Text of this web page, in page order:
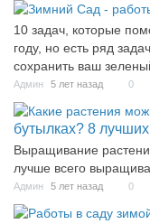
10 задач, которые
году, но есть ряд
сохранить ваш
Админ 5 лет назад 0
бутылках? 8
Выращивание
лучше всего
Админ 5 лет назад 0